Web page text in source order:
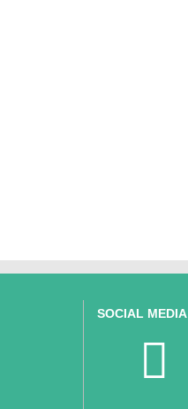
SOCIAL MEDIA